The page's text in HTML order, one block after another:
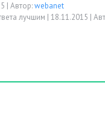
| Автор:webanet
лучшим | 18.11.2015 |